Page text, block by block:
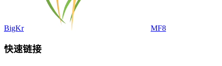
BigKr MF8
快速链接